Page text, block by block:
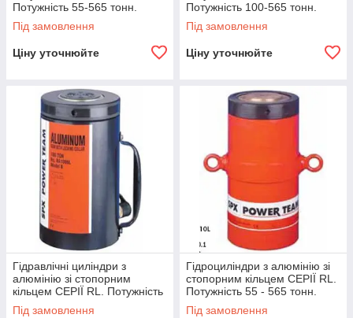
Потужність 55-565 тонн.
Під замовлення
Ціну уточнюйте
Потужність 100-565 тонн.
Під замовлення
Ціну уточнюйте
Гідравлічні циліндри з
алюмінію зі стопорним
кільцем СЕРІЇ RL. Потужність
55 і 100 тонн.
Під замовлення
Гідроциліндри з алюмінію зі
стопорним кільцем СЕРІЇ RL.
Потужність 55 - 565 тонн.
Під замовлення